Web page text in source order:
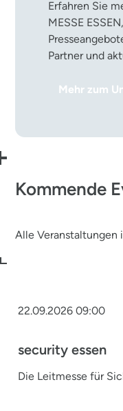
Erfahren Sie
MESSE
Partner und
Mehr zum
Kommende
Alle Veranstaltungen
22.09.2026 09:00
security essen
Die Leitmesse für